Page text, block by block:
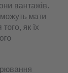
вантажів.
можуть мати
як їх